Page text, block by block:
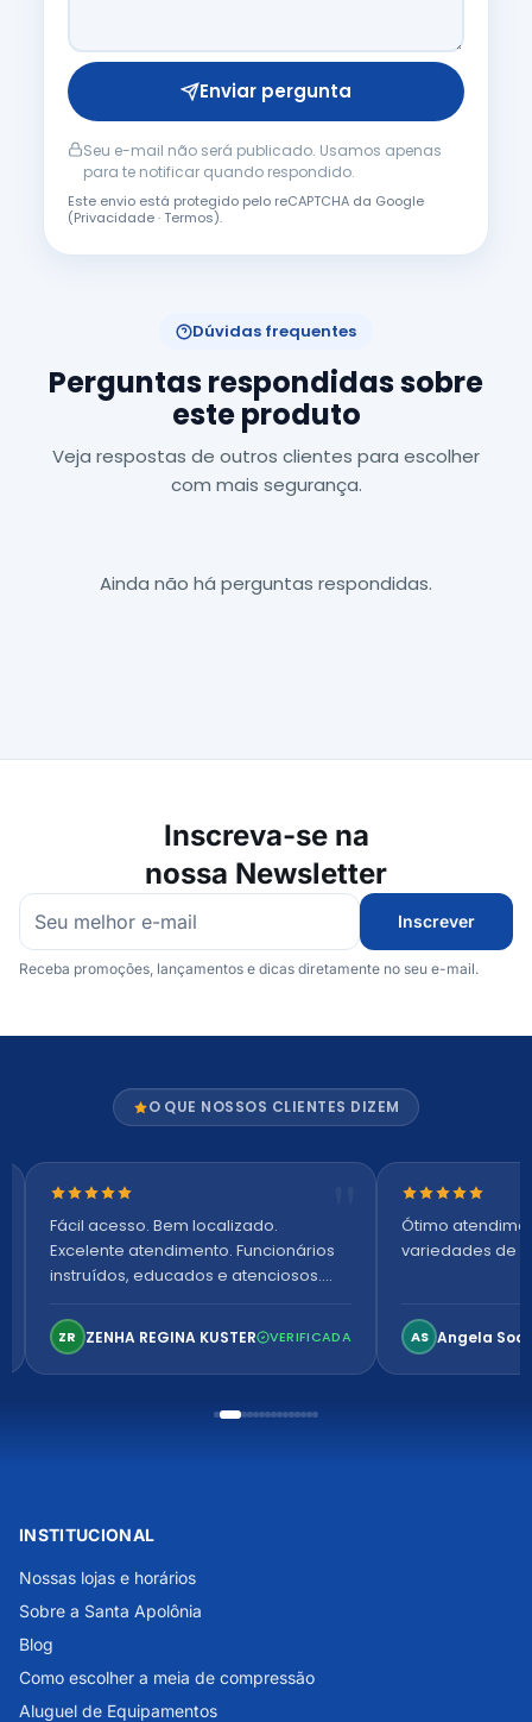
Enviar pergunta
Seu e-mail não será publicado. Usamos apenas
para te notificar quando respondido.
Este envio está protegido pelo reCAPTCHA da Google
(Privacidade·Termos).
Dúvidas frequentes
Perguntas respondidas sobre
este produto
Veja respostas de outros clientes para escolher
com mais segurança.
Ainda não há perguntas respondidas.
Inscreva-se na
nossa Newsletter
Inscrever
Receba promoções, lançamentos e dicas diretamente no seu e-mail.
O QUE NOSSOS CLIENTES DIZEM
Nota 5 de 5 estrelas
Fácil acesso. Bem localizado.
Excelente atendimento. Funcionários
instruídos, educados e atenciosos.
confortável. Perfeito!
ZR ZENHA REGINA KUSTER VERIFICADA
Nota 5 de 5
Ótimo
variedades de
AS Angela
INSTITUCIONAL
Nossas lojas e horários
Sobre a Santa Apolônia
Blog
Como escolher a meia de compressão
Aluguel de Equipamentos